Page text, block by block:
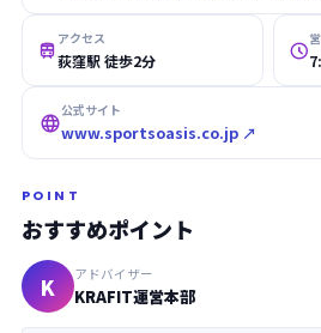
 アクセス
荻窪駅 徒歩2分 
公式サイト
www.sportsoasis.co.jp ↗
POINT
おすすめポイント
K アドバイザー
KRAFIT運営本部